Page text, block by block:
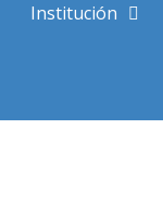
Institución